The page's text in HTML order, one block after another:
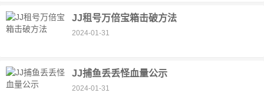
JJ租号万倍宝箱击破方法
2024-01-31
JJ捕鱼丢丢怪血量公示
2024-01-31